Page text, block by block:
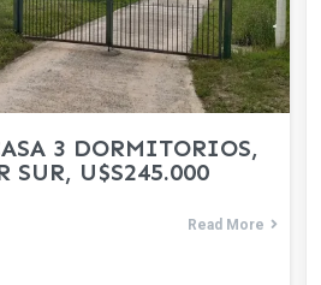
3 DORMITORIOS,
SUR, U$S245.000
Read More